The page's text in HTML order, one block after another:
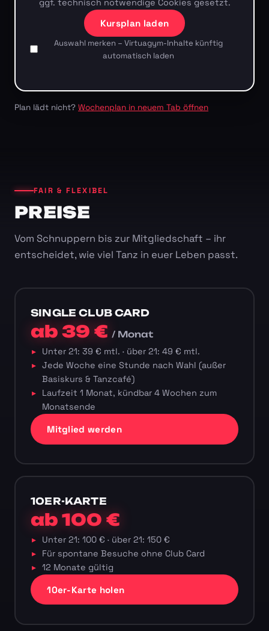
ggf. technisch notwendige Cookies gesetzt.
Kursplan laden
Auswahl merken – Virtuagym-Inhalte künftig
automatisch laden
Plan lädt nicht? Wochenplan in neuem Tab öffnen
FAIR & FLEXIBEL
PREISE
Vom Schnuppern bis zur Mitgliedschaft – ihr
entscheidet, wie viel Tanz in euer Leben passt.
SINGLE CLUB CARD
ab 39 €/ Monat
Unter 21: 39 € mtl. · über 21: 49 € mtl.
Jede Woche eine Stunde nach Wahl (außer
Basiskurs & Tanzcafé)
Laufzeit 1 Monat, kündbar 4 Wochen zum
Monatsende
Mitglied werden
10ER-KARTE
ab 100 €
Unter 21: 100 € · über 21: 150 €
Für spontane Besuche ohne Club Card
12 Monate gültig
10er-Karte holen